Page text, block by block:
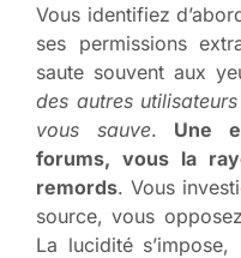
Vous identifiez
ses permissions
saute souvent aux
des autres
vous sauve. Une
forums, vous la
remords. Vous
source, vous
La lucidité